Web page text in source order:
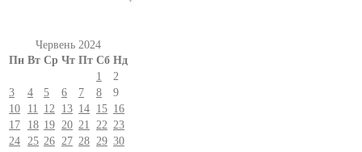
Червень 2024
Пн Вт Ср Чт Пт Сб Нд
1
2
3
4 5 6 7 8
9
10
11 12 13 14 15 16
17
18 19 20 21 22 23
24 25 26 27 28 29 30